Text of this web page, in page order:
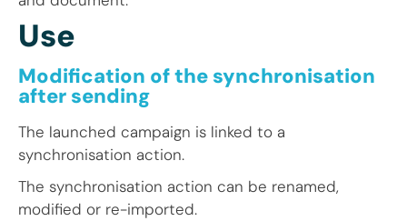
Use
Modification of the synchronisation
after sending
The launched campaign is linked to a
synchronisation action.
The synchronisation action can be renamed,
modified or re-imported.